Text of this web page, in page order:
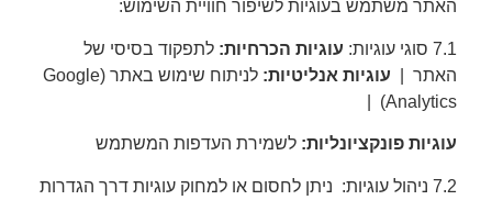
האתר משתמש בעוגיות לשיפור חוויית השימוש:
7.1 סוגי עוגיות: עוגיות הכרחיות:לתפקוד בסיסי של
האתר | עוגיות אנליטיות:
לניתוח שימוש באתר (Google
Analytics) |
עוגיות פונקציונליות:לשמירת העדפות המשתמש
7.2 ניהול עוגיות: ניתן לחסום או למחוק עוגיות דרך הגדרות